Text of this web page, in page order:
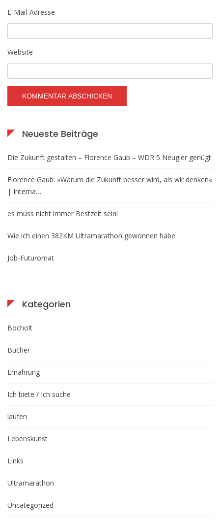
E-Mail-Adresse
Website
Neueste Beiträge
Die Zukunft gestalten – Florence Gaub – WDR 5 Neugier genügt
Florence Gaub: »Warum die Zukunft besser wird, als wir denken«
| Interna…
es muss nicht immer Bestzeit sein!
Wie ich einen 382KM Ultramarathon gewonnen habe
Job-Futuromat
Kategorien
Bocholt
Bücher
Ernährung
Ich biete / Ich suche
laufen
Lebenskunst
Links
Ultramarathon
Uncategorized